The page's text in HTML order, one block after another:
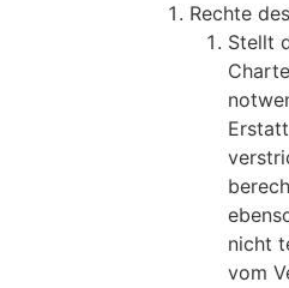
Rechte
Stellt
nicht
vom